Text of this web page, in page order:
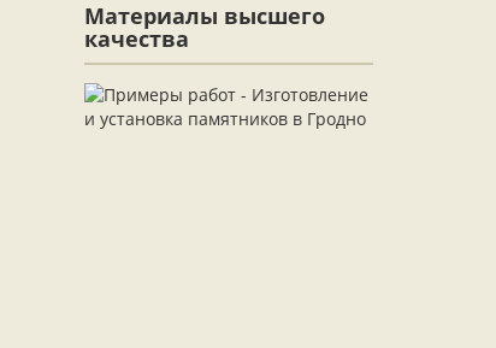
Материалы высшего
качества